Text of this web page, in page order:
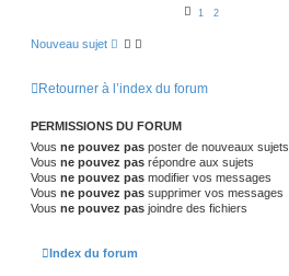
1 2
Nouveau sujet
Retourner à l’index du forum
PERMISSIONS DU FORUM
Vous ne pouvez pas poster de nouveaux sujets
Vous ne pouvez pas répondre aux sujets
Vous ne pouvez pas modifier vos messages
Vous ne pouvez pas supprimer vos messages
Vous ne pouvez pas joindre des fichiers
Index du forum